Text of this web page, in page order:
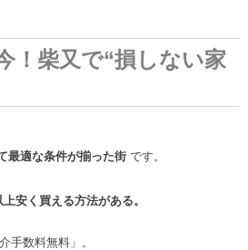
！柴又で“損しない家
最適な条件が揃った街 です。
安く買える方法がある。
手数料無料」。